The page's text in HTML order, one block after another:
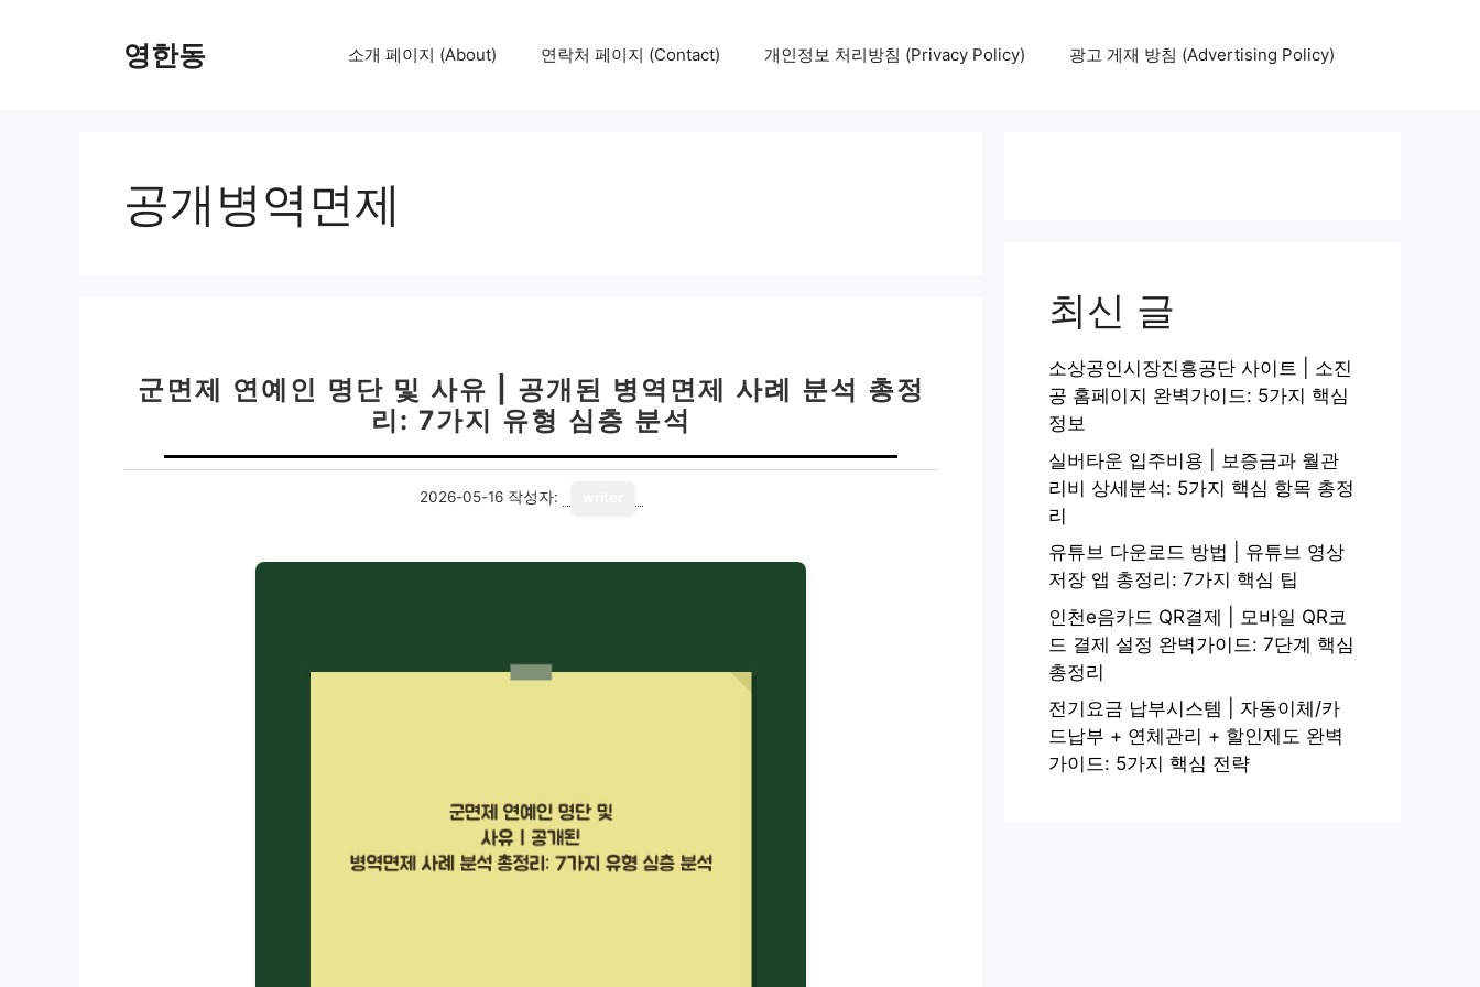
영한동 소개 페이지 (About) 연락처 페이지 (Contact) 개인정보 처리방침 (Privacy Policy) 광고 게재 방침 (Advertising Policy)
공개병역면제
군면제 연예인 명단 및 사유 | 공개된 병역면제 사례 분석 총정
리: 7가지 유형 심층 분석
2026-05-16 작성자:
최신 글
소상공인시장진흥공단 사이트 | 소진
공 홈페이지 완벽가이드: 5가지 핵심
정보
실버타운 입주비용 | 보증금과 월관
리비 상세분석: 5가지 핵심 항목 총정
리
유튜브 다운로드 방법 | 유튜브 영상
저장 앱 총정리: 7가지 핵심 팁
인천e음카드 QR결제 | 모바일 QR코
드 결제 설정 완벽가이드: 7단계 핵심
총정리
전기요금 납부시스템 | 자동이체/카
드납부 + 연체관리 + 할인제도 완벽
가이드: 5가지 핵심 전략